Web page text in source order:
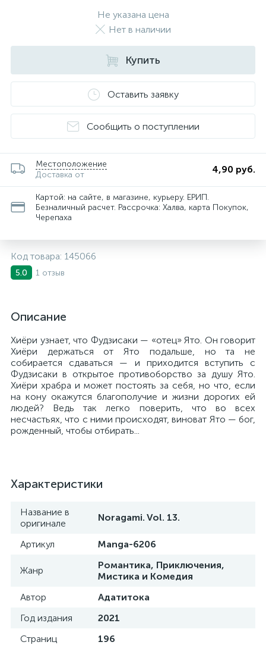
Не указана цена
Нет в наличии
Купить
Оставить заявку
Сообщить о поступлении
Местоположение
Доставка от
4,90 руб.
Картой: на сайте, в магазине, курьеру. ЕРИП.
Безналичный расчет. Рассрочка: Халва, карта Покупок,
Черепаха
Код товара: 145066
5.0 1 отзыв
Описание
Хиёри узнает, что Фудзисаки — «отец» Ято. Он говорит
Хиёри держаться от Ято подальше, но та не
собирается сдаваться — и приходится вступить с
Фудзисаки в открытое противоборство за душу Ято.
Хиёри храбра и может постоять за себя, но что, если
на кону окажутся благополучие и жизни дорогих ей
людей? Ведь так легко поверить, что во всех
несчастьях, что с ними происходят, виноват Ято — бог,
рожденный, чтобы отбирать...
Характеристики
Название в
оригинале
Noragami. Vol. 13.
Артикул Manga-6206
Жанр
Романтика, Приключения,
Мистика и Комедия
Автор
Адатитока
Год издания
2021
Страниц
196